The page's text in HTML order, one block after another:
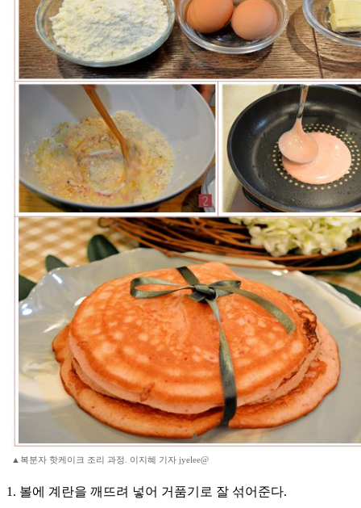
▲복분자 핫케이크 조리 과정. 이지혜 기자 jyelee@
1. 볼에 계란을 깨뜨려 넣어 거품기로 잘 섞어준다.